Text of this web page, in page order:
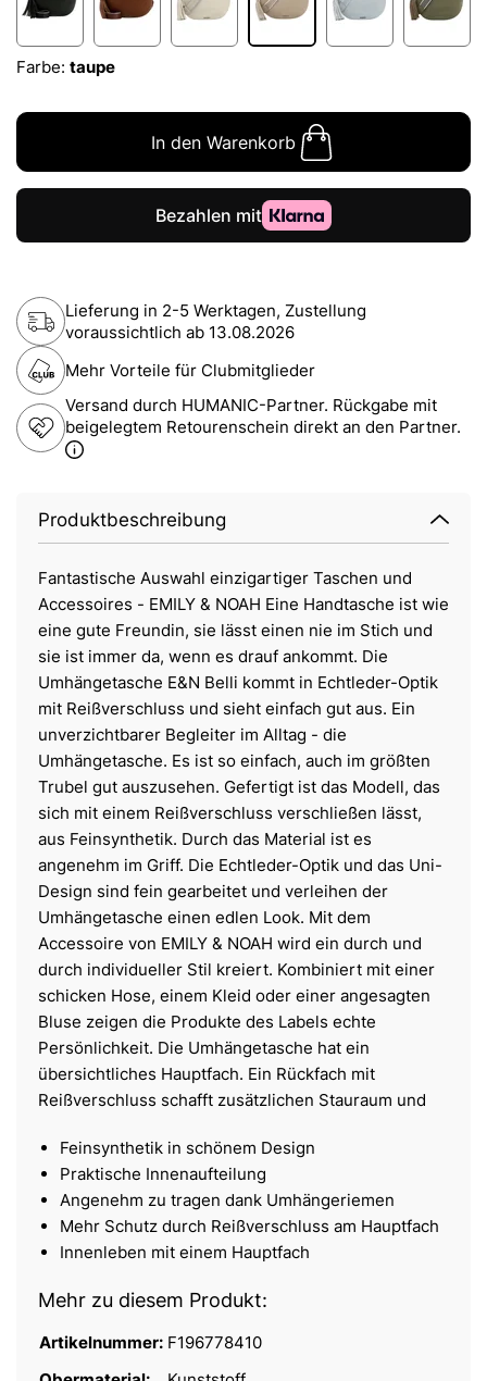
Farbe: taupe
In den Warenkorb
Lieferung in 2-5 Werktagen, Zustellung
voraussichtlich ab 13.08.2026
Mehr Vorteile für Clubmitglieder
Versand durch HUMANIC-Partner. Rückgabe mit
beigelegtem Retourenschein direkt an den Partner.
Produktbeschreibung
Fantastische Auswahl einzigartiger Taschen und
Accessoires - EMILY & NOAH Eine Handtasche ist wie
eine gute Freundin, sie lässt einen nie im Stich und
sie ist immer da, wenn es drauf ankommt. Die
Umhängetasche E&N Belli kommt in Echtleder-Optik
mit Reißverschluss und sieht einfach gut aus. Ein
unverzichtbarer Begleiter im Alltag - die
Umhängetasche. Es ist so einfach, auch im größten
Trubel gut auszusehen. Gefertigt ist das Modell, das
sich mit einem Reißverschluss verschließen lässt,
aus Feinsynthetik. Durch das Material ist es
angenehm im Griff. Die Echtleder-Optik und das Uni-
Design sind fein gearbeitet und verleihen der
Umhängetasche einen edlen Look. Mit dem
Accessoire von EMILY & NOAH wird ein durch und
durch individueller Stil kreiert. Kombiniert mit einer
schicken Hose, einem Kleid oder einer angesagten
Bluse zeigen die Produkte des Labels echte
Persönlichkeit. Die Umhängetasche hat ein
übersichtliches Hauptfach. Ein Rückfach mit
Reißverschluss schafft zusätzlichen Stauraum und
Feinsynthetik in schönem Design
Praktische Innenaufteilung
Angenehm zu tragen dank Umhängeriemen
Mehr Schutz durch Reißverschluss am Hauptfach
Innenleben mit einem Hauptfach
Mehr zu diesem Produkt:
Artikelnummer: F196778410